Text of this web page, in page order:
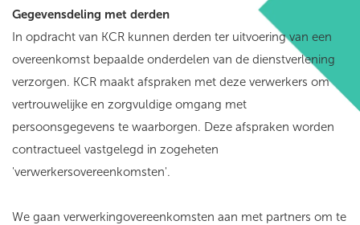
Gegevensdeling met derden
In opdracht van KCR kunnen derden ter uitvoering van een
overeenkomst bepaalde onderdelen van de dienstverlening
verzorgen. KCR maakt afspraken met deze verwerkers om
vertrouwelijke en zorgvuldige omgang met
persoonsgegevens te waarborgen. Deze afspraken worden
contractueel vastgelegd in zogeheten
'verwerkersovereenkomsten'.
We gaan verwerkingovereenkomsten aan met partners om te